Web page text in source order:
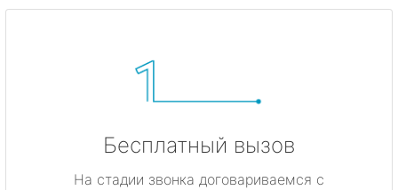
Бесплатный вызов
На стадии звонка договариваемся с